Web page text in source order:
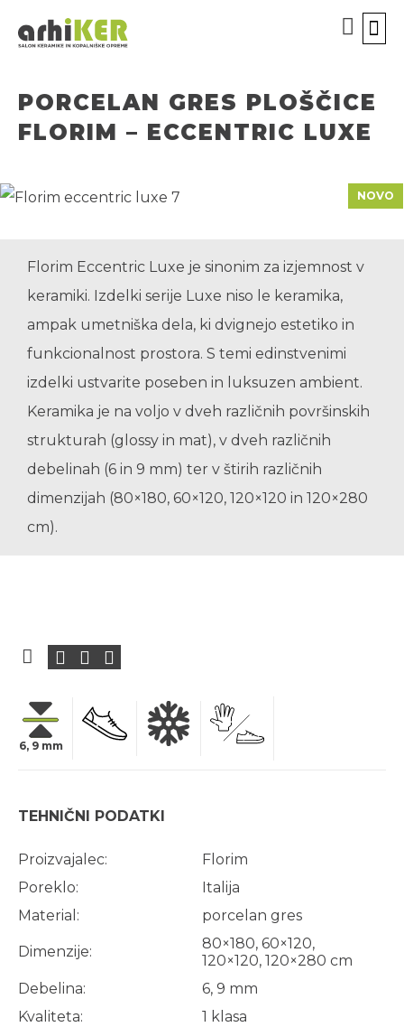
PORCELAN GRES PLOŠČICE
FLORIM – ECCENTRIC LUXE
NOVO
Florim Eccentric Luxe je sinonim za izjemnost v
keramiki. Izdelki serije Luxe niso le keramika,
ampak umetniška dela, ki dvignejo estetiko in
funkcionalnost prostora. S temi edinstvenimi
izdelki ustvarite poseben in luksuzen ambient.
Keramika je na voljo v dveh različnih površinskih
strukturah (glossy in mat), v dveh različnih
debelinah (6 in 9 mm) ter v štirih različnih
dimenzijah (80×180, 60×120, 120×120 in 120×280
cm).
6, 9 mm
TEHNIČNI PODATKI
Proizvajalec:
Florim
Poreklo:
Italija
Material:
porcelan gres
Dimenzije:
80×180, 60×120,
120×120, 120×280 cm
Debelina:
6, 9 mm
Kvaliteta:
1 klasa